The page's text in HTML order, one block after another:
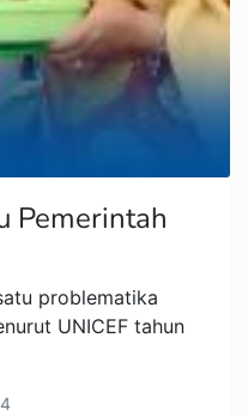
Pemerintah
problematika
UNICEF tahun